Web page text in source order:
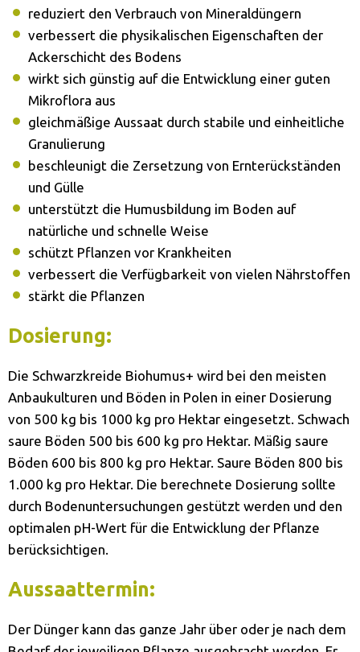
reduziert den Verbrauch von Mineraldüngern
verbessert die physikalischen Eigenschaften der
Ackerschicht des Bodens
wirkt sich günstig auf die Entwicklung einer guten
Mikroflora aus
gleichmäßige Aussaat durch stabile und einheitliche
Granulierung
beschleunigt die Zersetzung von Ernterückständen
und Gülle
unterstützt die Humusbildung im Boden auf
natürliche und schnelle Weise
schützt Pflanzen vor Krankheiten
verbessert die Verfügbarkeit von vielen Nährstoffen
stärkt die Pflanzen
Dosierung:
Die Schwarzkreide Biohumus+ wird bei den meisten
Anbaukulturen und Böden in Polen in einer Dosierung
von 500 kg bis 1000 kg pro Hektar eingesetzt. Schwach
saure Böden 500 bis 600 kg pro Hektar. Mäßig saure
Böden 600 bis 800 kg pro Hektar. Saure Böden 800 bis
1.000 kg pro Hektar. Die berechnete Dosierung sollte
durch Bodenuntersuchungen gestützt werden und den
optimalen pH-Wert für die Entwicklung der Pflanze
berücksichtigen.
Aussaattermin:
Der Dünger kann das ganze Jahr über oder je nach dem